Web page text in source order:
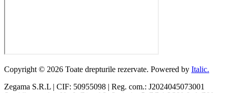
Copyright © 2026 Toate drepturile rezervate. Powered by Italic.
Zegama S.R.L | CIF: 50955098 | Reg. com.: J2024045073001